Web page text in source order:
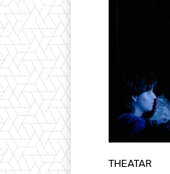
THEATAR